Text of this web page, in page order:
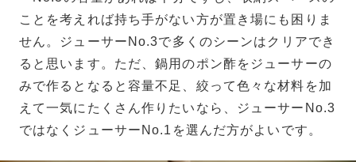
ことを考えれば持ち手がない方が置き場にも困りま
せん。ジューサーNo.3で多くのシーンはクリアでき
ると思います。ただ、鍋用のポン酢をジューサーの
みで作るとなると容量不足、絞って色々な材料を加
えて一気にたくさん作りたいなら、ジューサーNo.3
ではなくジューサーNo.1を選んだ方がよいです。